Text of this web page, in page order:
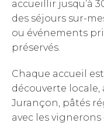
accueillir jusqu’à
des séjours sur-
ou événements
préservés.
Chaque accueil
découverte
Jurançon, pâtés
avec les